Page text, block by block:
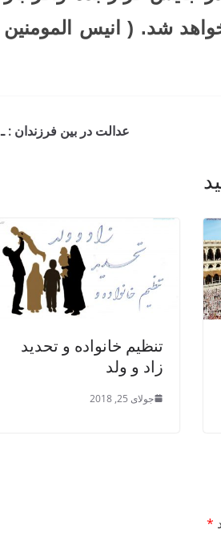
شد. ( انیس المومنین
عدالت در بین فرزندان : ـ
تنظیم خانواده و تحدید
زاد و ولد
جولای 25, 2018
*